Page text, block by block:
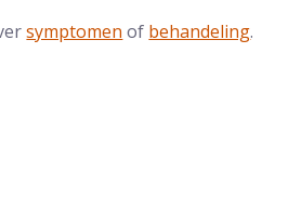
symptomen of behandeling.